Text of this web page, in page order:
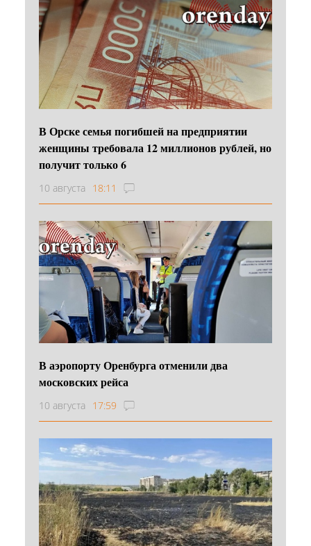
В Орске семья погибшей на предприятии
женщины требовала 12 миллионов рублей, но
получит только 6
10 августа 18:11
В аэропорту Оренбурга отменили два
московских рейса
10 августа 17:59